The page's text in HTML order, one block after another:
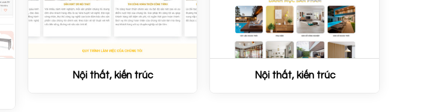
Nội thất, kiến trúc Nội thất, kiến trúc